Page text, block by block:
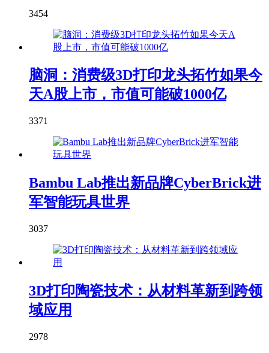
3454
脑洞：消费级3D打印龙头拓竹如果今
天A股上市，市值可能破1000亿
3371
Bambu Lab推出新品牌CyberBrick进
军智能玩具世界
3037
3D打印陶瓷技术：从材料革新到跨领
域应用
2978